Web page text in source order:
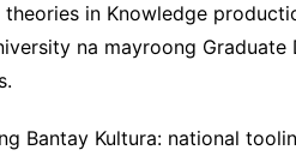
theories in Knowledge
na mayroong
Bantay Kultura: national